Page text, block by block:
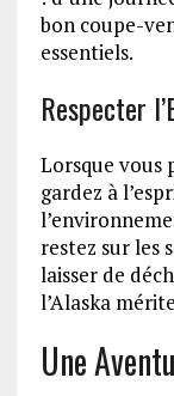
bon coupe-
essentiels.
Respecter
Lorsque vous
gardez à
restez sur les
laisser de
l’Alaska
Une